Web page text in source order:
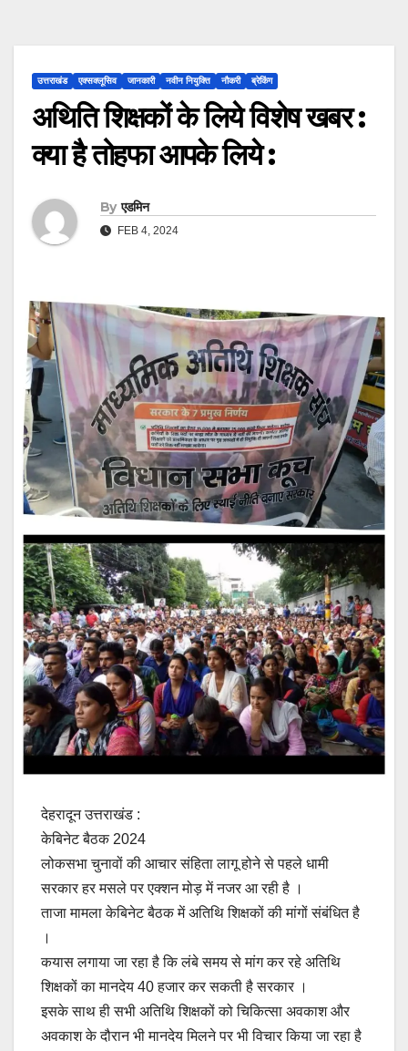
उत्तराखंड एक्सक्लूसिव जानकारी नवीन नियुक्ति नौकरी ब्रेकिंग
अथिति शिक्षकों के लिये विशेष खबर :
क्या है तोहफा आपके लिये :
By एडमिन
FEB 4, 2024
देहरादून उत्तराखंड :
केबिनेट बैठक 2024
लोकसभा चुनावों की आचार संहिता लागू होने से पहले धामी
सरकार हर मसले पर एक्शन मोड़ में नजर आ रही है ।
ताजा मामला केबिनेट बैठक में अतिथि शिक्षकों की मांगों संबंधित है
।
कयास लगाया जा रहा है कि लंबे समय से मांग कर रहे अतिथि
शिक्षकों का मानदेय 40 हजार कर सकती है सरकार ।
इसके साथ ही सभी अतिथि शिक्षकों को चिकित्सा अवकाश और
अवकाश के दौरान भी मानदेय मिलने पर भी विचार किया जा रहा है